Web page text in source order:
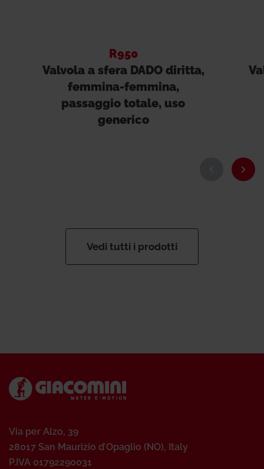
R950
Valvola a sfera DADO diritta,
femmina-femmina,
passaggio totale, uso
generico
Vedi tutti i prodotti
Via per Alzo, 39
28017 San Maurizio d’Opaglio (NO), Italy
P.IVA 01792290031